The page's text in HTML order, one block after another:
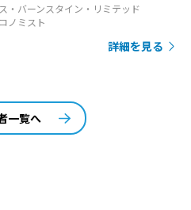
・バーンスタイン・リミテッド
ノミスト
詳細を見る
一覧へ